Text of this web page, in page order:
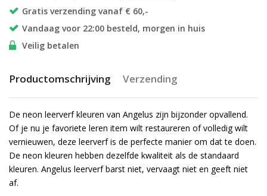
Gratis verzending vanaf € 60,-
Vandaag voor 22:00 besteld, morgen in huis
Veilig betalen
Productomschrijving
De neon leerverf kleuren van Angelus zijn bijzonder opvallend.
Of je nu je favoriete leren item wilt restaureren of volledig wilt
vernieuwen, deze leerverf is de perfecte manier om dat te doen.
De neon kleuren hebben dezelfde kwaliteit als de standaard
kleuren. Angelus leerverf barst niet, vervaagt niet en geeft niet
af.
Verzending